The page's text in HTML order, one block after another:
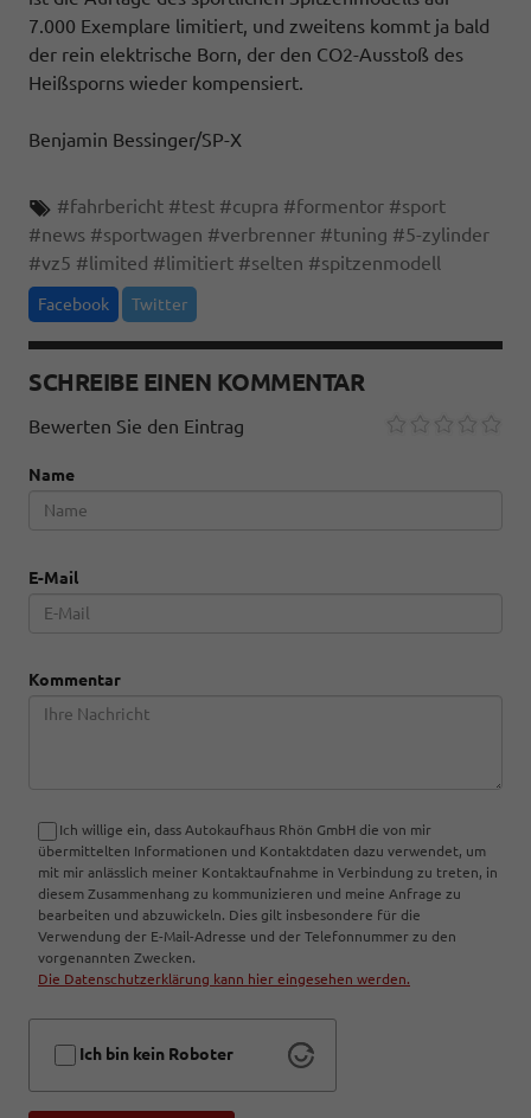
7.000 Exemplare limitiert, und zweitens kommt ja bald
der rein elektrische Born, der den CO2-Ausstoß des
Heißsporns wieder kompensiert.
Benjamin Bessinger/SP-X
#fahrbericht #test #cupra #formentor #sport
#news #sportwagen #verbrenner #tuning #5-zylinder
#vz5 # limited # limitiert #selten #spitzenmodell
Facebook Twitter
SCHREIBE EINEN KOMMENTAR
Bewerten Sie den Eintrag
Name
E-Mail
Kommentar
Ich willige ein, dass Autokaufhaus Rhön GmbH die von mir
übermittelten Informationen und Kontaktdaten dazu verwendet, um
mit mir anlässlich meiner Kontaktaufnahme in Verbindung zu treten, in
diesem Zusammenhang zu kommunizieren und meine Anfrage zu
bearbeiten und abzuwickeln. Dies gilt insbesondere für die
Verwendung der E-Mail-Adresse und der Telefonnummer zu den
vorgenannten Zwecken.
Die Datenschutzerklärung kann hier eingesehen werden.
Ich bin kein Roboter